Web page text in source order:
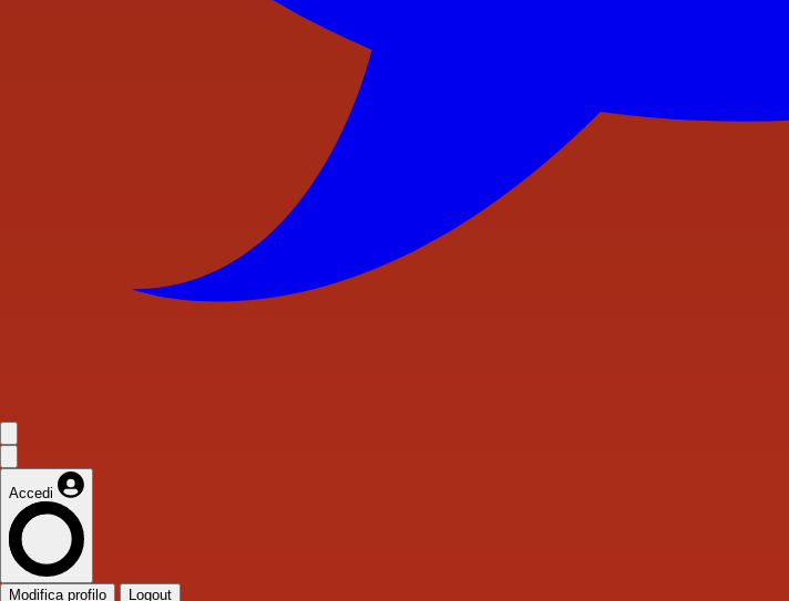
Accedi
Modifica profilo Logout